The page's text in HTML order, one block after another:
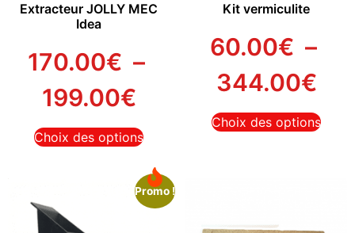
Extracteur JOLLY MEC
Idea
170.00€ –
199.00€
Choix des options
Kit vermiculite
60.00€ –
344.00€
Choix des options
Promo !